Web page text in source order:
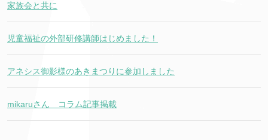
家族会と共に
児童福祉の外部研修講師はじめました！
アネシス御影様のあきまつりに参加しました
mikaruさん コラム記事掲載